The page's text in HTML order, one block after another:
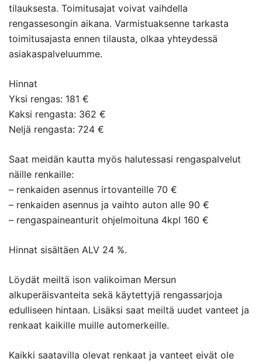
tilauksesta. Toimitusajat voivat vaihdella
rengassesongin aikana. Varmistuaksenne tarkasta
toimitusajasta ennen tilausta, olkaa yhteydessä
asiakaspalveluumme.
Hinnat
Yksi rengas: 181 €
Kaksi rengasta: 362 €
Neljä rengasta: 724 €
Saat meidän kautta myös halutessasi rengaspalvelut
näille renkaille:
– renkaiden asennus irtovanteille 70 €
– renkaiden asennus ja vaihto auton alle 90 €
– rengaspaineanturit ohjelmoituna 4kpl 160 €
Hinnat sisältäen ALV 24 %.
Löydät meiltä ison valikoiman Mersun
alkuperäisvanteita sekä käytettyjä rengassarjoja
edulliseen hintaan. Lisäksi saat meiltä uudet vanteet ja
renkaat kaikille muille automerkeille.
Kaikki saatavilla olevat renkaat ja vanteet eivät ole